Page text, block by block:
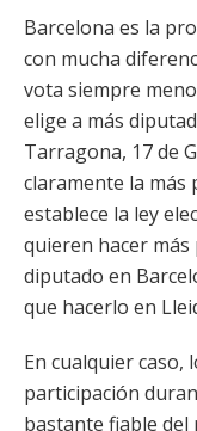
Barcelona es la
con mucha
vota siempre
elige a más
Tarragona, 17 de
claramente la más
establece la ley
quieren hacer
diputado en
que hacerlo en
En cualquier caso,
participación
bastante fiable del